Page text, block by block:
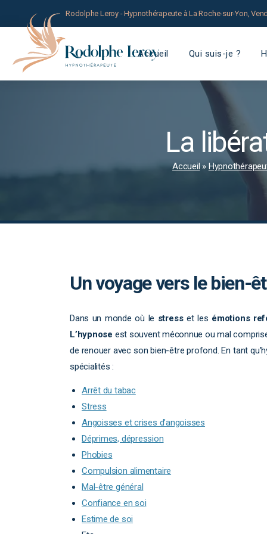
Rodolphe Leroy - Hypnothérapeute à La Roche-sur-Yon,
Accueil Qui suis-je ?
La
Accueil»
Un voyage vers le bien-
Dans un monde où le stresset les émotions
L’hypnose est souvent méconnue ou mal
de renouer avec son bien-être profond. En tant
spécialités :
Arrêt du tabac
Stress
Angoisses et crises d’angoisses
Déprimes, dépression
Phobies
Compulsion alimentaire
Mal-être général
Confiance en soi
Estime de soi